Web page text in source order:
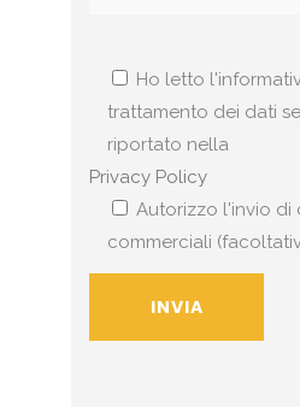
Ho letto
trattamento dei dati
riportato nella
Privacy Policy
Autorizzo l'invio di
commerciali